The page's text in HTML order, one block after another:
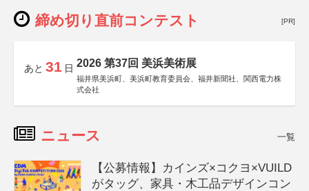
締め切り直前コンテスト [PR]
あと 31 日 2026 第37回 美浜美術展
福井県美浜町、美浜町教育委員会、福井新聞社、関西電力株
式会社
ニュース 一覧
【公募情報】カインズ×コクヨ×VUILD
がタッグ、家具・木工品デザインコン